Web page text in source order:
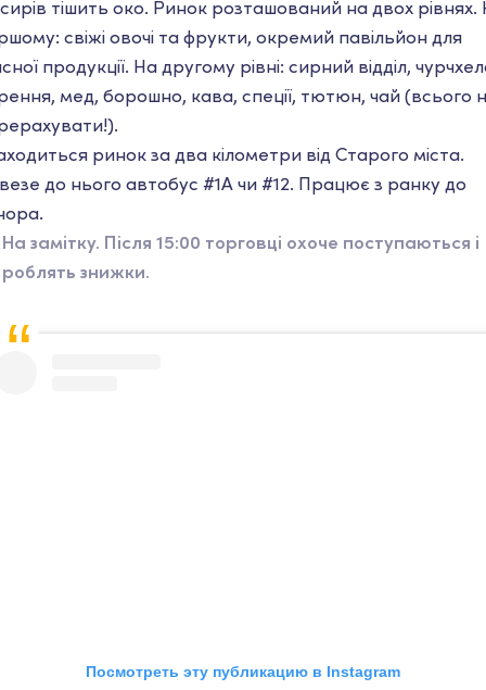
тішить око. Ринок розташований на двох рівнях.
свіжі овочі та фрукти, окремий павільйон для
продукції. На другому рівні: сирний відділ,
мед, борошно, кава, спеції, тютюн, чай (всього
ринок за два кілометри від Старого міста.
до нього автобус #1A чи #12. Працює з ранку до
На замітку. Після 15:00 торговці охоче поступаються і
роблять знижки.
Посмотреть эту публикацию в Instagram